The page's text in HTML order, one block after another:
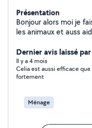
Présentation
Bonjour alors moi je fais
les animaux et auss
entretien maison et
conciergerie aussi
Dernier avis laissé
Il y a 4 mois
Celia est aussi efficace
fortement
Ménage